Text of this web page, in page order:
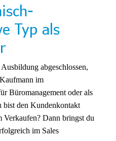
Typ als
abgeschlossen,
im
Büromanagement oder als
bist den Kundenkontakt
Verkaufen? Dann bringst du
im Sales